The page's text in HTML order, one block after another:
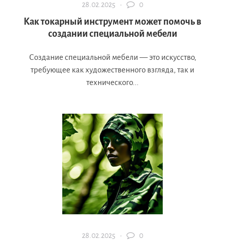
28.02.2025 · 0
Как токарный инструмент может помочь в
создании специальной мебели
Создание специальной мебели — это искусство,
требующее как художественного взгляда, так и
технического...
28.02.2025 · 0